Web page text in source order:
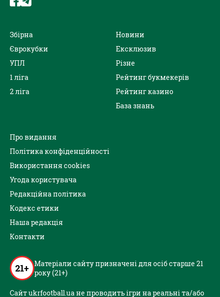
Збірна
Єврокубки
УПЛ
1 ліга
2 ліга
Новини
Ексклюзив
Різне
Рейтинг букмекерів
Рейтинг казино
База знань
Про видання
Політика конфіденційності
Використання cookies
Угода користувача
Редакційна політика
Кодекс етики
Наша редакція
Контакти
21+ Матеріали сайту призначені для осіб старше 21
року (21+)
Сайт ukrfootball.ua не проводить ігри на реальні та/або